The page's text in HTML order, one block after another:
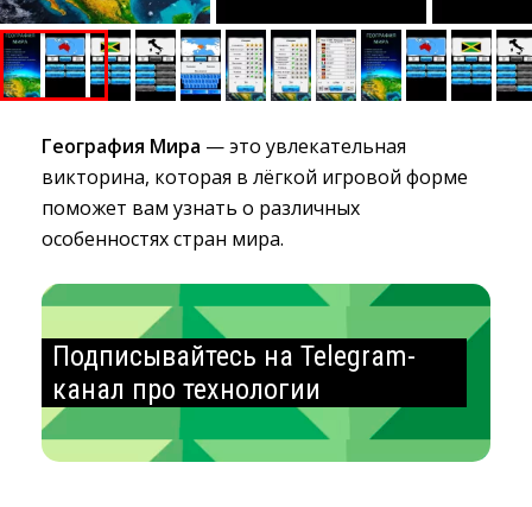
География Мира — это увлекательная
викторина, которая в лёгкой игровой форме
поможет вам узнать о различных
особенностях стран мира.
Подписывайтесь на Telegram-
канал про технологии